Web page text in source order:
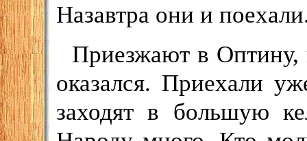
Назавтра они и
Приезжают в Оптину,
оказался. Приехали
заходят в большую